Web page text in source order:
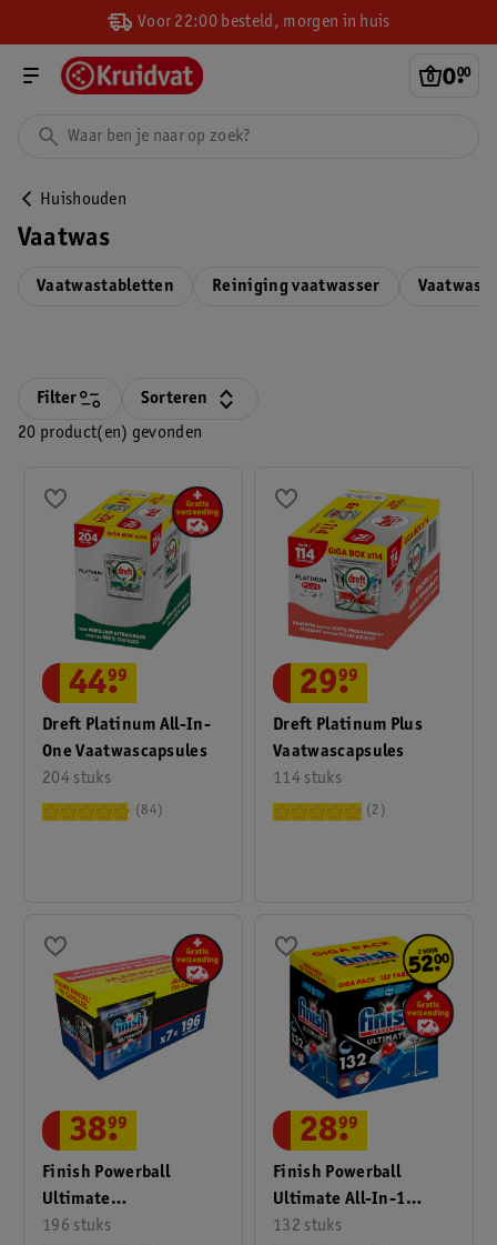
Voor 22:00 besteld, morgen in huis
0.
00
Huishouden
Vaatwas
Vaatwastabletten Reiniging vaatwasser
20 product(en) gevonden
Filter Sorteren
Dreft Platinum All-In-
One Vaatwascapsules
204 stuks
44.
99
84
Dreft Platinum Plus
Vaatwascapsules
114 stuks
29.
99
2
Finish Powerball
Ultimate
Vaatwascapsules
196 stuks
38.
99
Finish Powerball
Ultimate All-In-1
Vaatwascapsules
132 stuks
28.
99